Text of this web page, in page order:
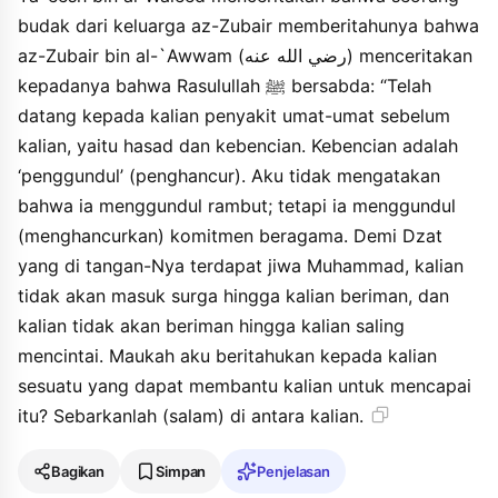
aljannaha hatta tuminu wala tuminu hatta tahabbu afala
unabbiukum bima yutsabbitu dzalika lakum afsyu assalama
baynakum haddatsana abu amirin haddatsana aliyyu ibnu
almubaraki an yahya ibni abi katsirin an yaisya ibni alwalidi anna
mawlan liali azzubayri haddatsahu anna azzubayra radhiya allahu
anhu haddatsahu anna annabiyya shalla allahu alayhi wasallama
qala dabba ilaykum fadzakarahu haddatsana ibrahimu ibnu
khalidin haddatsana rabahun an mamarin an yahya ibni abi
katsirin an yaisya ibni alwalidi ibni hisyamin an mawlan liali
azzubayri anna azzubayra ibna alawwami radhiya allahu anhu
haddatsahu anna rasula allahi shalla allahu alayhi wasallama qala
dabba ilaykum fadzakarahu.
budak dari keluarga az-Zubair memberitahunya bahwa
az-Zubair bin al-`Awwam (رضي الله عنه) menceritakan
kepadanya bahwa Rasulullah ﷺ bersabda: “Telah
datang kepada kalian penyakit umat-umat sebelum
kalian, yaitu hasad dan kebencian. Kebencian adalah
‘penggundul’ (penghancur). Aku tidak mengatakan
bahwa ia menggundul rambut; tetapi ia menggundul
(menghancurkan) komitmen beragama. Demi Dzat
yang di tangan-Nya terdapat jiwa Muhammad, kalian
tidak akan masuk surga hingga kalian beriman, dan
kalian tidak akan beriman hingga kalian saling
mencintai. Maukah aku beritahukan kepada kalian
sesuatu yang dapat membantu kalian untuk mencapai
itu? Sebarkanlah (salam) di antara kalian.
Bagikan Simpan Penjelasan